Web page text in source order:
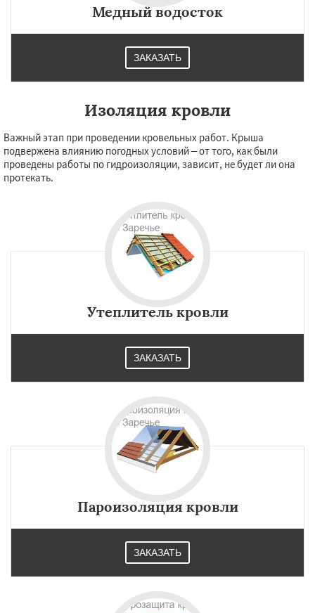
Медный водосток
ЗАКАЗАТЬ
Изоляция кровли
Важный этап при проведении кровельных работ. Крыша
подвержена влиянию погодных условий – от того, как были
проведены работы по гидроизоляции, зависит, не будет ли она
протекать.
Утеплитель кровли
ЗАКАЗАТЬ
Пароизоляция кровли
ЗАКАЗАТЬ